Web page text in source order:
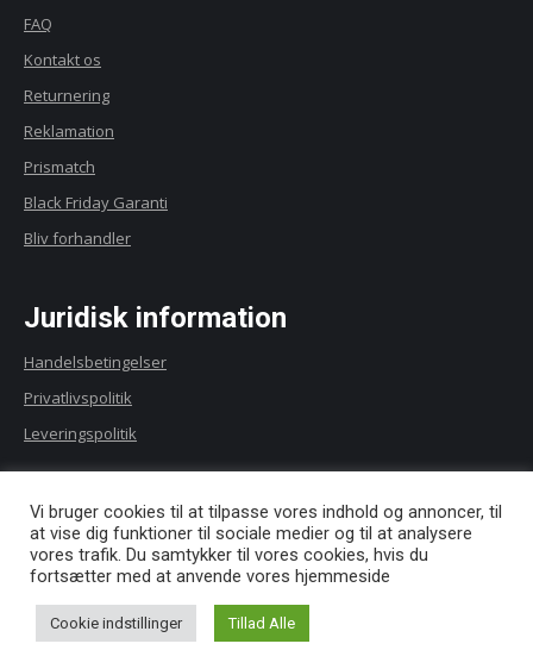
FAQ
Kontakt os
Returnering
Reklamation
Prismatch
Black Friday Garanti
Bliv forhandler
Juridisk information
Handelsbetingelser
Privatlivspolitik
Leveringspolitik
Vi sender til
© Copyright 2023 - Batteriholder.dk designet og opsat af
Vi bruger cookies til at tilpasse vores indhold og annoncer, til
at vise dig funktioner til sociale medier og til at analysere
vores trafik. Du samtykker til vores cookies, hvis du
fortsætter med at anvende vores hjemmeside
Cookie indstillinger Tillad Alle